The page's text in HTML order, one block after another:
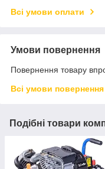
Всі умови оплати
Умови повернення
Повернення товару
Всі умови повернення
Подібні товари